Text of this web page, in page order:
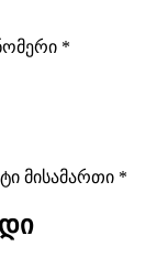
*
მისამართი *